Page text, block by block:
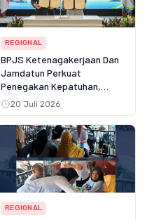
REGIONAL
BPJS Ketenagakerjaan Dan
Jamdatun Perkuat
Penegakan Kepatuhan,
Pastikan Hak Pekerja Atas
Jaminan Sosial Terpenuhi
20 Juli 2026
REGIONAL